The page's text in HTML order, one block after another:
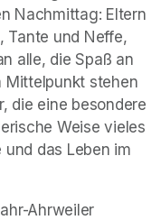
Nachmittag: Eltern
Tante und Neffe,
alle, die Spaß an
Mittelpunkt stehen
die eine besondere
Weise vieles
und das Leben im
Ahrweiler